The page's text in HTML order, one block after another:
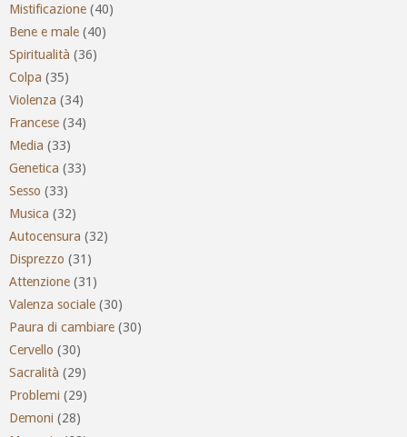
Mistificazione (40)
Bene e male (40)
Spiritualità (36)
Colpa (35)
Violenza (34)
Francese (34)
Media (33)
Genetica (33)
Sesso (33)
Musica (32)
Autocensura (32)
Disprezzo (31)
Attenzione (31)
Valenza sociale (30)
Paura di cambiare (30)
Cervello (30)
Sacralità (29)
Problemi (29)
Demoni (28)